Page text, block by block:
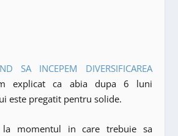
SA INCEPEM DIVERSIFICAREA
explicat ca abia dupa 6 luni
este pregatit pentru solide.
momentul in care trebuie sa